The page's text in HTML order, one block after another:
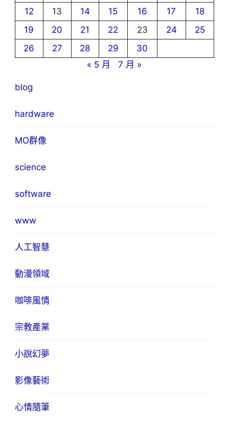
12
13 14 15 16 17
18
19
20 21 22 23 24
25
26
27 28 29
30
« 5 月
7 月 »
blog
hardware
MO群像
science
software
www
人工智慧
動漫領域
咖啡風情
宗教產業
小說幻夢
影像藝術
心情隨筆